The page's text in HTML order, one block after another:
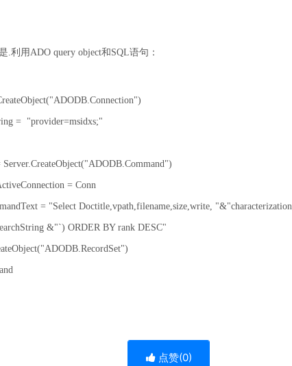
利用 ADO query object和SQL语句：
= "provider=msidxs;"
Server.CreateObject("ADODB.Command")
= Conn
= "Select Doctitle,vpath,filename,size,write,
&"`) ORDER BY rank DESC"
点赞(0)